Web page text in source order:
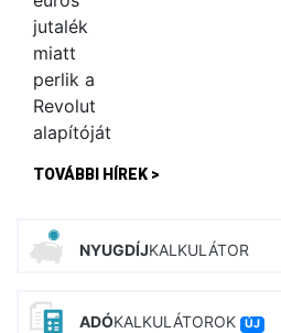
TOVÁBBI HÍREK >
NYUGDÍJKALKULÁTOR
ADÓKALKULÁTOROK ÚJ